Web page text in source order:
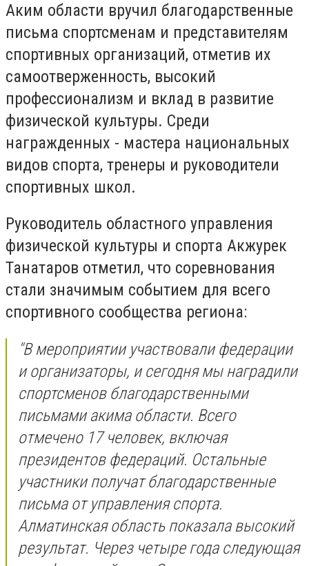
Аким области вручил благодарственные
письма спортсменам и представителям
спортивных организаций, отметив их
самоотверженность, высокий
профессионализм и вклад в развитие
физической культуры. Среди
награжденных - мастера национальных
видов спорта, тренеры и руководители
спортивных школ.
Руководитель областного управления
физической культуры и спорта Акжурек
Танатаров отметил, что соревнования
стали значимым событием для всего
спортивного сообщества региона:
"В мероприятии участвовали федерации
и организаторы, и сегодня мы наградили
спортсменов благодарственными
письмами акима области. Всего
отмечено 17 человек, включая
президентов федераций. Остальные
участники получат благодарственные
письма от управления спорта.
Алматинская область показала высокий
результат. Через четыре года следующая